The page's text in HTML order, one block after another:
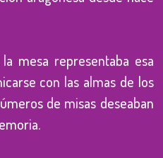
mesa representaba esa
con las almas de los
de misas deseaban